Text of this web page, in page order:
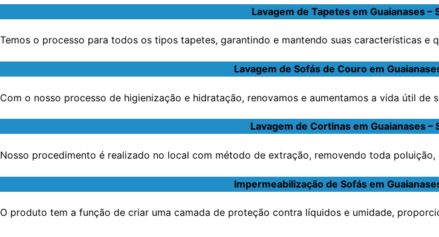
Lavagem de Tapetes em Guaianases –
Temos o processo para todos os tipos tapetes, garantindo e mantendo suas características e
Lavagem de Sofás de Couro em
Com o nosso processo de higienização e hidratação, renovamos e aumentamos a vida útil de
Lavagem de Cortinas em Guaianases –
Nosso procedimento é realizado no local com método de extração, removendo toda
Impermeabilização de Sofás em
O produto tem a função de criar uma camada de proteção contra líquidos e umidade,